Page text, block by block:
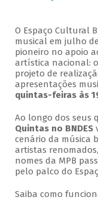
O Espaço Cultural
musical em julho
pioneiro no apoio
artística nacional: o
projeto de
apresentações
quintas-feiras às
Ao longo dos seus
Quintas no BNDES
cenário da música
artistas
nomes da MPB
pelo palco do
Saiba como